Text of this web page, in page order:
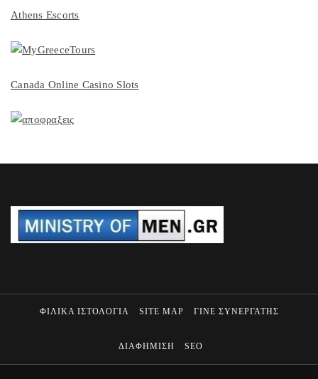
Athens Escorts
Canada Online Casino Slots
ΦΙΛΙΚΑ ΙΣΤΟΛΟΓΙΑ SITE MAP ΓΙΝΕ ΣΥΝΕΡΓΑΤΗΣ
ΔΙΑΦΗΜΙΣΗ SEO